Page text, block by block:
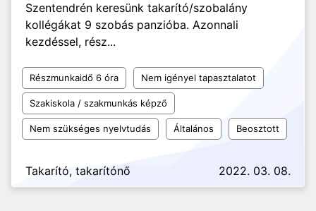
Szentendrén keresünk takarító/szobalány
kollégákat 9 szobás panzióba. Azonnali
kezdéssel, rész...
Részmunkaidő 6 óra Nem igényel tapasztalatot
Szakiskola / szakmunkás képző
Nem szükséges nyelvtudás Általános Beosztott
Takarító, takarítónő 2022. 03. 08.